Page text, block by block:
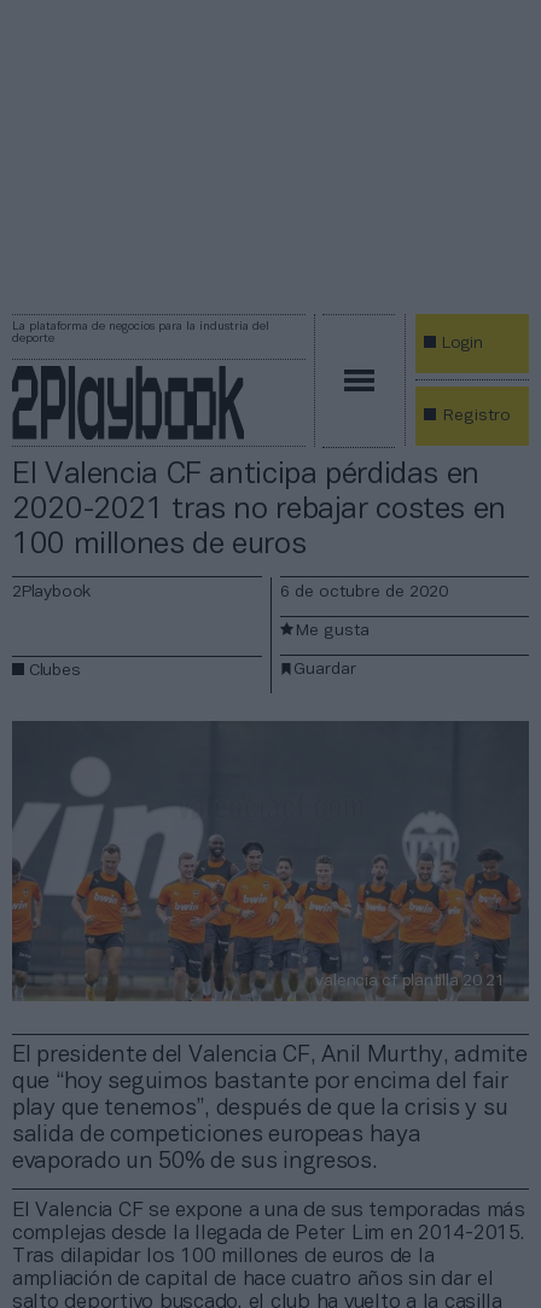
La plataforma de negocios para la industria del
deporte
Login
Registro
El Valencia CF anticipa pérdidas en
2020-2021 tras no rebajar costes en
100 millones de euros
El presidente del Valencia CF, Anil Murthy, admite
que “hoy seguimos bastante por encima del fair
play que tenemos”, después de que la crisis y su
salida de competiciones europeas haya
evaporado un 50% de sus ingresos.
valencia cf plantilla 20 21
2Playbook
Clubes
6 de octubre de 2020
Guardar
Me gusta
El Valencia CF se expone a una de sus temporadas más
complejas desde la llegada de Peter Lim en 2014-2015.
Tras dilapidar los 100 millones de euros de la
ampliación de capital de hace cuatro años sin dar el
salto deportivo buscado, el club ha vuelto a la casilla